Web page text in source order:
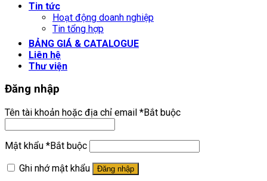
Tin tức
Hoạt động doanh nghiệp
Tin tổng hợp
BẢNG GIÁ & CATALOGUE
Liên hệ
Thư viện
Đăng nhập
Tên tài khoản hoặc địa chỉ email *Bắt buộc
Mật khẩu *Bắt buộc
Ghi nhớ mật khẩu
Đăng nhập